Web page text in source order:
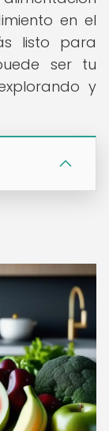
en el
listo para
ser tu
y